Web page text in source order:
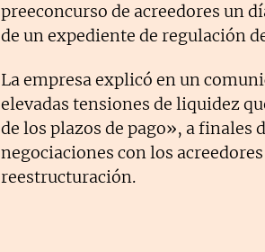
preeconcurso de acreedores un
de un expediente de regulación
La empresa explicó en un
elevadas tensiones de liquidez
de los plazos de pago», a finales
negociaciones con los
reestructuración.